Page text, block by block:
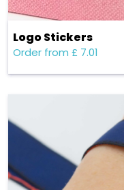
Logo Stickers
Order from £ 7.01